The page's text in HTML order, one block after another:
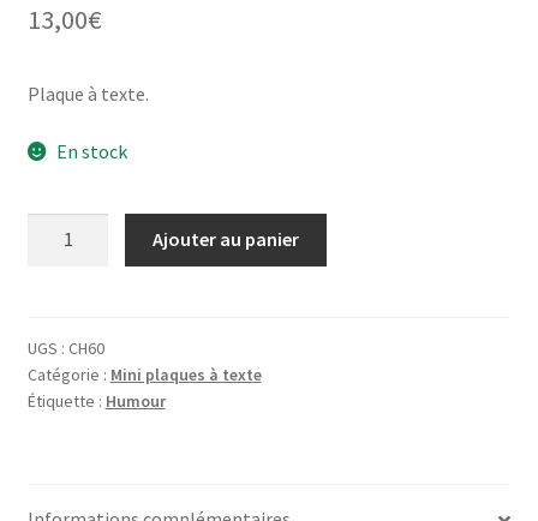
13,00€
Plaque à texte.
En stock
de
Garde
Ajouter au panier
UGS : CH60
Catégorie : Mini plaques à texte
Étiquette : Humour